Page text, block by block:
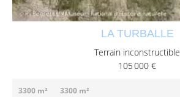
LA TURBALLE
Terrain inconstructible
105 000 €
3300 m² 3300 m²